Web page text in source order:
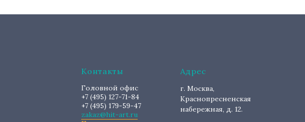
Контакты
Головной офис
+7 (495) 127-71-84
+7 (495) 179-59-47
zakaz@hit-art.ru
Адрес
г. Москва,
Краснопресненская
набережная, д. 12.